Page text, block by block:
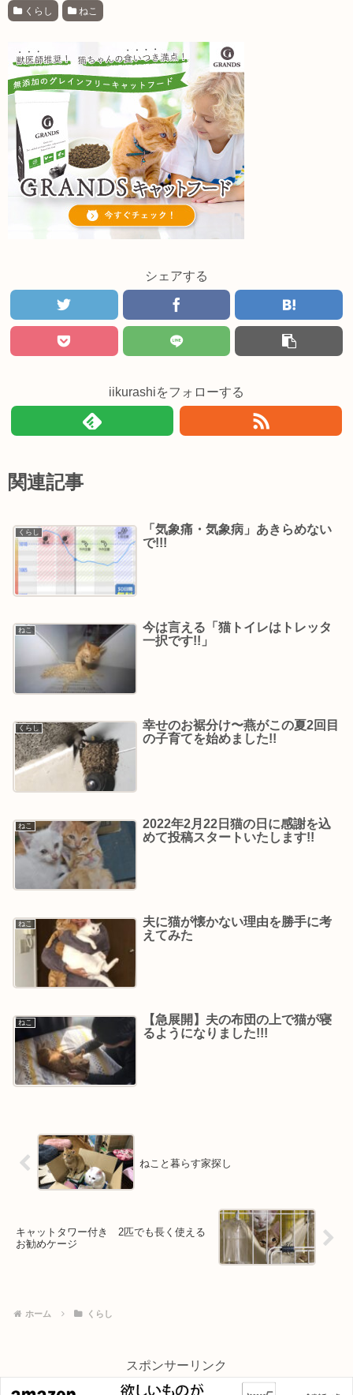
くらし ねこ
シェアする
iikurashiをフォローする
関連記事
くらし
「気象痛・気象病」あきらめない
で!!!
ねこ
今は言える「猫トイレはトレッタ
一択です!!」
くらし
幸せのお裾分け〜燕がこの夏2回目
の子育てを始めました!!
ねこ
2022年2月22日猫の日に感謝を込
めて投稿スタートいたします!!
ねこ
夫に猫が懐かない理由を勝手に考
えてみた
ねこ
【急展開】夫の布団の上で猫が寝
るようになりました!!!
ねこと暮らす家探し
キャットタワー付き 2匹でも長く使える
お勧めケージ
ホーム くらし
スポンサーリンク